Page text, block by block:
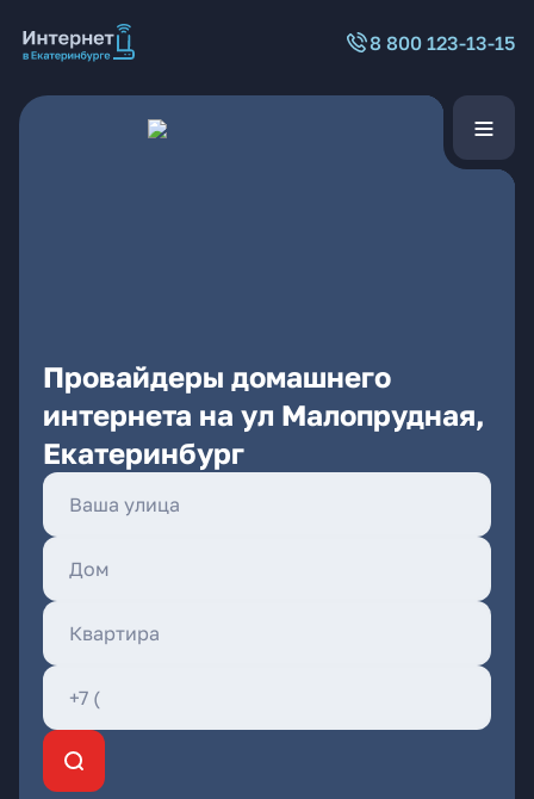
8 800 123-13-15
Провайдеры домашнего
интернета на ул Малопрудная,
Екатеринбург